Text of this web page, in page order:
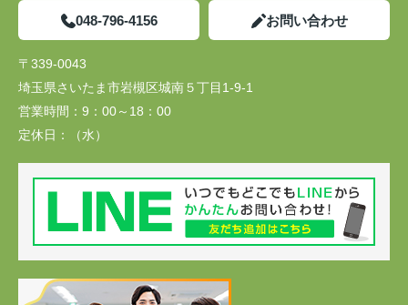
048-796-4156 お問い合わせ
〒339-0043
埼玉県さいたま市岩槻区城南５丁目1-9-1
営業時間： 9：00～18：00
定休日：
（水）